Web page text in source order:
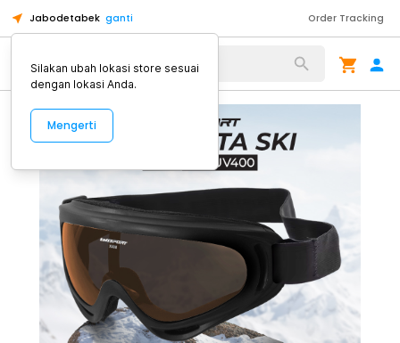
Jabodetabek ganti Order Tracking
Alat Kopi
Silakan ubah lokasi store sesuai
dengan lokasi Anda.
Mengerti